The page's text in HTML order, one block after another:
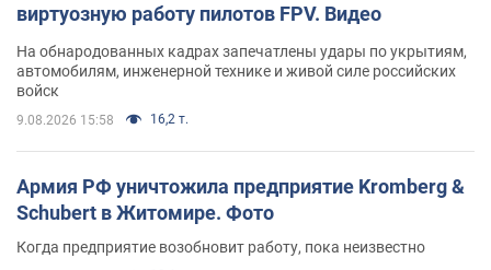
виртуозную работу пилотов FPV. Видео
На обнародованных кадрах запечатлены удары по укрытиям,
автомобилям, инженерной технике и живой силе российских
войск
9.08.2026 15:58 16,2 т.
Армия РФ уничтожила предприятие Kromberg &
Schubert в Житомире. Фото
Когда предприятие возобновит работу, пока неизвестно